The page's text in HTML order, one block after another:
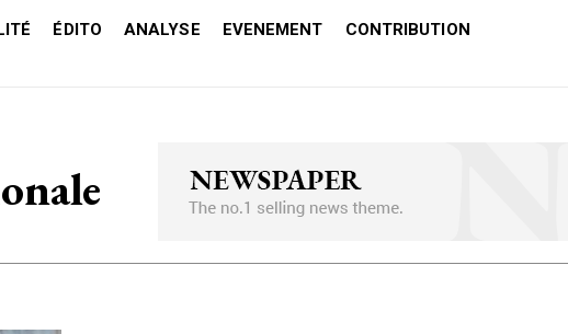
ÉDITO ANALYSE EVENEMENT
CONTRIBUTION